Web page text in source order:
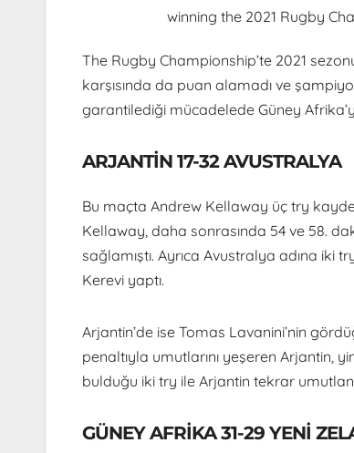
winning the 2021 Rugby
The Rugby Championship’te 2021
karşısında da puan alamadı ve
garantilediği mücadelede Güney
ARJANTİN 17-32 AVUSTRALYA
Bu maçta Andrew Kellaway üç try
Kellaway, daha sonrasında 54 ve 58.
sağlamıştı. Ayrıca Avustralya adına iki
Kerevi yaptı.
Arjantin’de ise Tomas Lavanini’nin
penaltıyla umutlarını yeşeren Arjantin,
bulduğu iki try ile Arjantin tekrar
GÜNEY AFRİKA 31-29 YENİ